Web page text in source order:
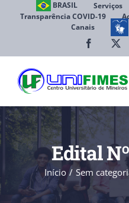
BRASIL Serviços
Transparência COVID-19
Canais
Facebook
Edital
Início Sem